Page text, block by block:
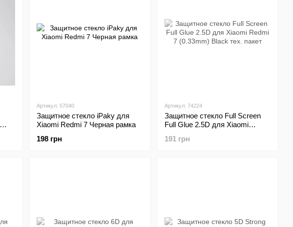
Артикул: 57040
Защитное стекло iPaky для
Xiaomi Redmi 7 Черная рамка
198 грн
Артикул: 74224
Защитное стекло Full Screen
Full Glue 2.5D для Xiaomi
пакет
191 грн